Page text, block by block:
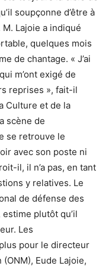
soupçonne d’être à
Lajoie a indiqué
quelques mois
de chantage. « J’ai
m’ont exigé de
reprises », fait-il
Culture et de la
scène de
se retrouve le
avec son poste ni
il, il n’a pas, en tant
y relatives. Le
de défense des
plutôt qu’il
Les
pour le directeur
Eude Lajoie,